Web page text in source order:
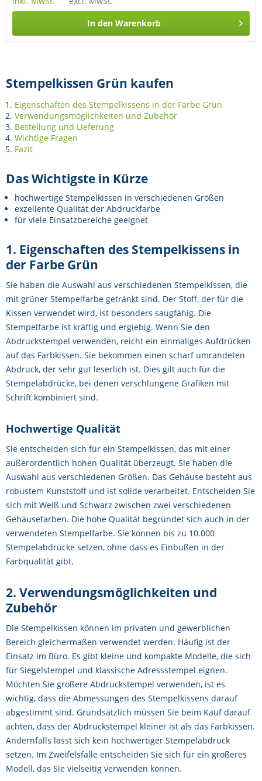
In den Warenkorb
Stempelkissen Grün kaufen
Eigenschaften des Stempelkissens in der Farbe Grün
Verwendungsmöglichkeiten und Zubehör
Bestellung und Lieferung
Wichtige Fragen
Fazit
Das Wichtigste in Kürze
hochwertige Stempelkissen in verschiedenen Größen
exzellente Qualität der Abdruckfarbe
für viele Einsatzbereiche geeignet
1. Eigenschaften des Stempelkissens in
der Farbe Grün
Sie haben die Auswahl aus verschiedenen Stempelkissen, die
mit grüner Stempelfarbe getränkt sind. Der Stoff, der für die
Kissen verwendet wird, ist besonders saugfähig. Die
Stempelfarbe ist kräftig und ergiebig. Wenn Sie den
Abdruckstempel verwenden, reicht ein einmaliges Aufdrücken
auf das Farbkissen. Sie bekommen einen scharf umrandeten
Abdruck, der sehr gut leserlich ist. Dies gilt auch für die
Stempelabdrücke, bei denen verschlungene Grafiken mit
Schrift kombiniert sind.
Hochwertige Qualität
Sie entscheiden sich für ein Stempelkissen, das mit einer
außerordentlich hohen Qualität überzeugt. Sie haben die
Auswahl aus verschiedenen Größen. Das Gehäuse besteht aus
robustem Kunststoff und ist solide verarbeitet. Entscheiden Sie
sich mit Weiß und Schwarz zwischen zwei verschiedenen
Gehäusefarben. Die hohe Qualität begründet sich auch in der
verwendeten Stempelfarbe. Sie können bis zu 10.000
Stempelabdrücke setzen, ohne dass es Einbußen in der
Farbqualität gibt.
2. Verwendungsmöglichkeiten und
Zubehör
Die Stempelkissen können im privaten und gewerblichen
Bereich gleichermaßen verwendet werden. Häufig ist der
Einsatz im Büro. Es gibt kleine und kompakte Modelle, die sich
für Siegelstempel und klassische Adressstempel eignen.
Möchten Sie größere Abdruckstempel verwenden, ist es
wichtig, dass die Abmessungen des Stempelkissens darauf
abgestimmt sind. Grundsätzlich müssen Sie beim Kauf darauf
achten, dass der Abdruckstempel kleiner ist als das Farbkissen.
Andernfalls lässt sich kein hochwertiger Stempelabdruck
setzen. Im Zweifelsfalle entscheiden Sie sich für ein größeres
Modell, das Sie vielseitig verwenden können.